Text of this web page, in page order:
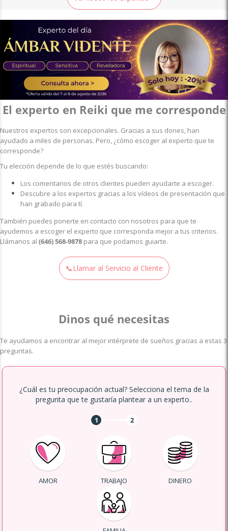
El experto en Reiki que me corresponde
Nuestros expertos son excepcionales. Gracias a sus dones, han
ayudado a miles de personas. Pero, ¿cómo escoger al experto que te
corresponde?
Tu elección depende de lo que estés buscando:
Los comentarios de otros clientes pueden ayudarte a escoger.
Descubre a los expertos gracias a los vídeos de presentación que
han grabado para tí.
También puedes ponerte en contacto con nosotros para que te
ayudemos a escoger el experto que corresponda mejor a tus criterios.
Llámanos al (646) 568-9878 para que podamos guiarte.
📞Llamar al Servicio al Cliente
Dinos qué necesitas
Te ayudamos a encontrar al mejor intérprete de sueños gracias a estas 3
preguntas.
¿Cuál es tu preocupación actual? Selecciona el tema de la
pregunta que te gustaría plantear a un experto..
1 2
AMOR TRABAJO DINERO